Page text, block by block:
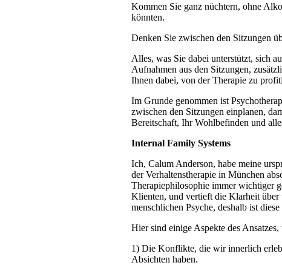
Kommen Sie ganz nüchtern, ohne
könnten.
Denken Sie zwischen den Sitzungen
Alles, was Sie dabei unterstützt, sich
Aufnahmen aus den Sitzungen,
Ihnen dabei, von der Therapie zu
Im Grunde genommen ist
zwischen den Sitzungen einplanen,
Bereitschaft, Ihr Wohlbefinden und
Internal Family Systems
Ich, Calum Anderson, habe meine
der Verhaltenstherapie in München
Therapiephilosophie immer wichtiger
Klienten, und vertieft die Klarheit über
menschlichen Psyche, deshalb ist
Hier sind einige Aspekte des
1) Die Konflikte, die wir innerlich
Absichten haben.